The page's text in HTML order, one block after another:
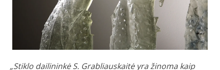
„Stiklo dailininkė S. Grabliauskaitė yra žinoma kaip